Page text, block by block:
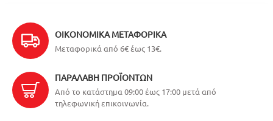
ΟΙΚΟΝΟΜΙΚΆ ΜΕΤΑΦΟΡΙΚΆ
Μεταφορικά από 6€ έως 13€.
ΠΑΡΑΛΑΒΉ ΠΡΟΪΌΝΤΩΝ
Από το κατάστημα 09:00 έως 17:00 μετά από
τηλεφωνική επικοινωνία.